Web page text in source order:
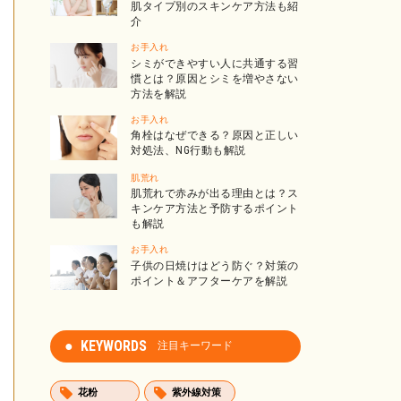
肌タイプ別のスキンケア方法も紹
介
お手入れ
シミができやすい人に共通する習
慣とは？原因とシミを増やさない
方法を解説
お手入れ
角栓はなぜできる？原因と正しい
対処法、NG行動も解説
肌荒れ
肌荒れで赤みが出る理由とは？ス
キンケア方法と予防するポイント
も解説
お手入れ
子供の日焼けはどう防ぐ？対策の
ポイント＆アフターケアを解説
KEYWORDS 注目キーワード
花粉 紫外線対策